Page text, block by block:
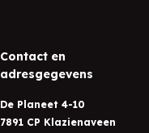
Contact en
adresgegevens
De Planeet 4-10
7891 CP Klazienaveen